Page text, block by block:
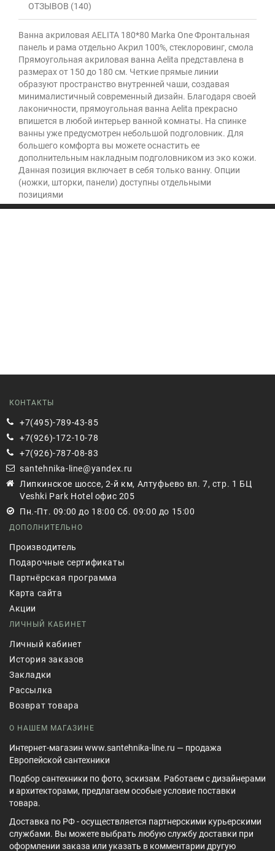
ОТЗЫВОВ (140)
Ванна акриловая AELITA 180*80 Marka One Фронтальная
панель и рама отдельно Акрил 100%, стеклоровинг, смола
Прямоугольная акриловая ванна Aelita представлена в
размерах от 150 до 180 см. Четкие прямые линии
образуют пространство внутренней чаши, создавая
минималистичный современный дизайн. Благодаря своей
лаконичности, прямоугольная ванна Aelita прекрасно
впишется в любой интерьер ванной комнаты. На спинке
ванны уже предусмотрен небольшой подголовник. Для
большего комфорта вы можете оснастить ее
дополнительным накладным подголовником из эко кожи.
Данная позиция включает в себя только ванну. Опции
(ножки, шторки, панели) доступны отдельными
позициями
КОНТАКТЫ
+7(495)-789-43-85
+7(926)-172-10-78
+7(926)-787-08-83
santehnika-line@yandex.ru
Липкинское шоссе, 2-й км, Алтуфьево вл. 7, стр. 1 БЦ
Veshki Park Hotel офис 205
Пн.-Пт. 09:00 до 18:00 Сб. 09:00 до 15:00
ДОПОЛНИТЕЛЬНО
Производитель
Подарочные сертификаты
Партнёрская программа
Карта сайта
Акции
ЛИЧНЫЙ КАБИНЕТ
Личный кабинет
История заказов
Закладки
Рассылка
Возврат товара
О НАШЕМ МАГАЗИНЕ
Интернет-магазин www.santehnika-line.ru — продажа
Европейской сантехники
Подбор сантехники по фото, эскизам. Работаем с дизайнерами
и архитекторами, предлагаем особые условие поставки
товара.
Доставка по РФ - осуществляется партнерскими курьерскими
службами. Вы можете выбрать любую службу доставки при
оформлении заказа или указать в комментарии другую